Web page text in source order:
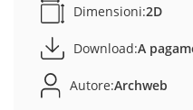
Dimensioni:2D
Download:A
Autore:Archweb